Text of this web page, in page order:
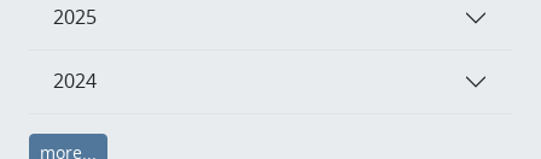
2025
2024
more...